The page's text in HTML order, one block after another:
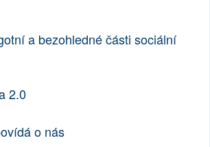
DNÍ a bezohledné části sociální
2.0
o nás